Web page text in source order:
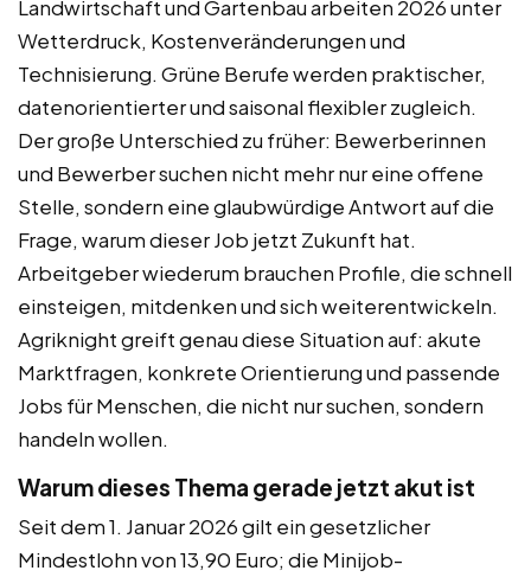
Landwirtschaft und Gartenbau arbeiten 2026 unter
Wetterdruck, Kostenveränderungen und
Technisierung. Grüne Berufe werden praktischer,
datenorientierter und saisonal flexibler zugleich.
Der große Unterschied zu früher: Bewerberinnen
und Bewerber suchen nicht mehr nur eine offene
Stelle, sondern eine glaubwürdige Antwort auf die
Frage, warum dieser Job jetzt Zukunft hat.
Arbeitgeber wiederum brauchen Profile, die schnell
einsteigen, mitdenken und sich weiterentwickeln.
Agriknight greift genau diese Situation auf: akute
Marktfragen, konkrete Orientierung und passende
Jobs für Menschen, die nicht nur suchen, sondern
handeln wollen.
Warum dieses Thema gerade jetzt akut ist
Seit dem 1. Januar 2026 gilt ein gesetzlicher
Mindestlohn von 13,90 Euro; die Minijob-